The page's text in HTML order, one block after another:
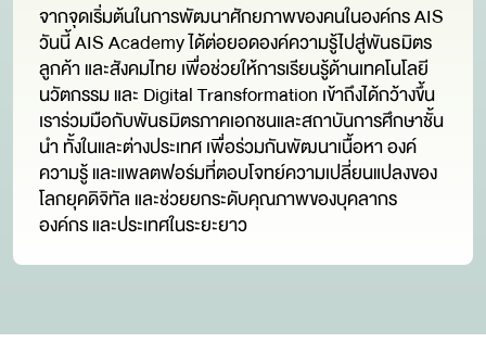
จากจุดเริ่มต้นในการพัฒนาศักยภาพของคนในองค์กร AIS
วันนี้ AIS Academy ได้ต่อยอดองค์ความรู้ไปสู่พันธมิตร
ลูกค้า และสังคมไทย เพื่อช่วยให้การเรียนรู้ด้านเทคโนโลยี
นวัตกรรม และ Digital Transformation เข้าถึงได้กว้างขึ้น
เราร่วมมือกับพันธมิตรภาคเอกชนและสถาบันการศึกษาชั้น
นำ ทั้งในและต่างประเทศ เพื่อร่วมกันพัฒนาเนื้อหา องค์
ความรู้ และแพลตฟอร์มที่ตอบโจทย์ความเปลี่ยนแปลงของ
โลกยุคดิจิทัล และช่วยยกระดับคุณภาพของบุคลากร
องค์กร และประเทศในระยะยาว